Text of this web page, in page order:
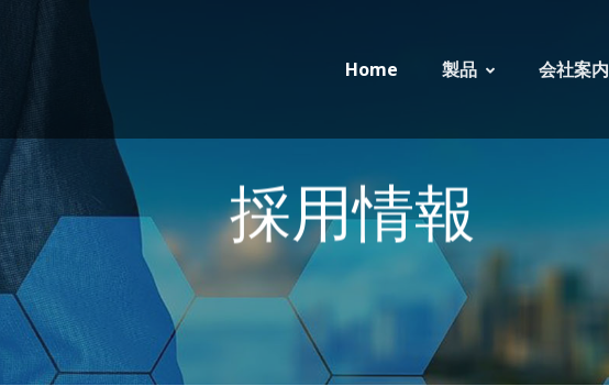
Home 製品 会社案内
採用情報